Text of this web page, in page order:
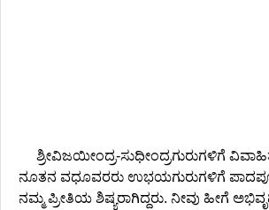
ಶ್ರೀವಿಜಯೀಂದ್ರ-ಸುಧೀಂದ್ರಗುರುಗಳಿಗೆ
ನೂತನ ವಧೂವರರು ಉಭಯಗುರುಗಳಿಗೆ
ನಮ್ಮ ಪ್ರೀತಿಯ ಶಿಷ್ಯರಾಗಿದ್ದರು. ನೀವು ಹೀಗೆ